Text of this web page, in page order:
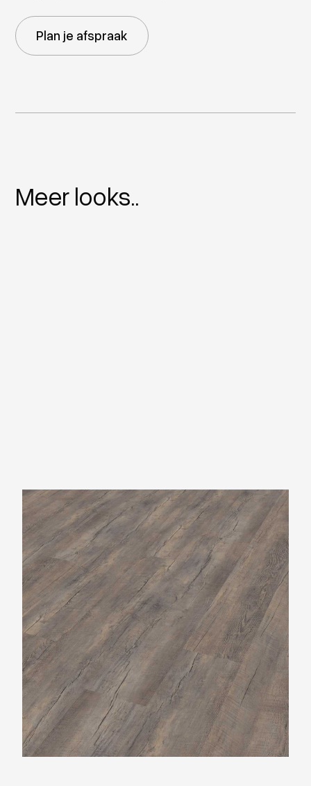
Plan je afspraak
Meer looks..
Belakos Castello XL 500